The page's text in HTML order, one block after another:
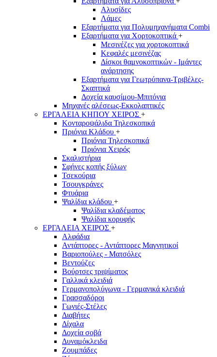
Αλυσίδες
Λάμες
Εξαρτήματα για Πολυμηχανήματα Combi
Εξαρτήματα για Χορτοκοπτικά +
Μεσινέζες για χορτοκοπτικά
Κεφαλές μεσινέζας
Δίσκοι θαμνοκοπτικών - Ιμάντες
ανάρτησης
Εξαρτήματα για Γεωτρύπανα-Τριβέλες-
Σκαπτικά
Δοχεία καυσίμου-Μπιτόνια
Μηχανές αλέσεως-Εκκολαπτικές
ΕΡΓΑΛΕΙΑ ΚΗΠΟΥ ΧΕΙΡΟΣ +
Κονταροψάλιδα Τηλεσκοπικά
Πριόνια Κλάδου +
Πριόνια Τηλεσκοπικά
Πριόνια Χειρός
Σκαλιστήρια
Σφήνες κοπής ξύλων
Τσεκούρια
Τσουγκράνες
Φτυάρια
Ψαλίδια κλάδου +
Ψαλίδια κλαδέματος
Ψαλίδια κορυφής
ΕΡΓΑΛΕΙΑ ΧΕΙΡΟΣ +
Αλφάδια
Αντάπτορες - Αντάπτορες Μαγνητικοί
Βαριοπούλες - Ματσόλες
Βεντούζες
Βούρτσες τριψίματος
Γαλλικά κλειδιά
Γερμανοπολύγωνα - Γερμανικά κλειδιά
Γρασσαδόροι
Γωνιές-Στέλες
Διαβήτες
Δίχαλα
Δοχεία σοβά
Δυναμόκλειδα
Ζουμπάδες